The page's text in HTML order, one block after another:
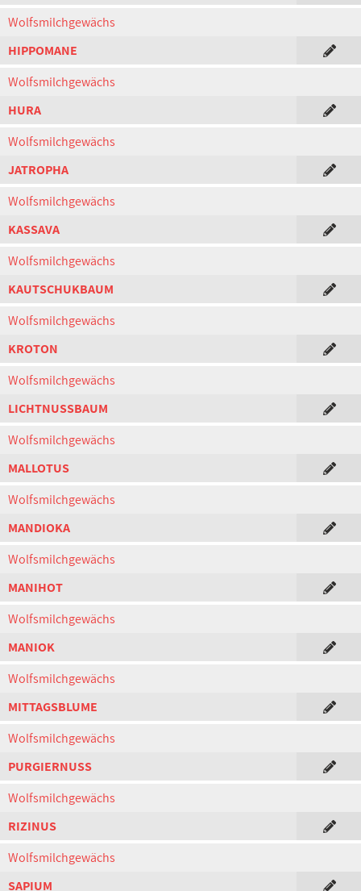
Wolfsmilchgewächs
HIPPOMANE
Wolfsmilchgewächs
HURA
Wolfsmilchgewächs
JATROPHA
Wolfsmilchgewächs
KASSAVA
Wolfsmilchgewächs
KAUTSCHUKBAUM
Wolfsmilchgewächs
KROTON
Wolfsmilchgewächs
LICHTNUSSBAUM
Wolfsmilchgewächs
MALLOTUS
Wolfsmilchgewächs
MANDIOKA
Wolfsmilchgewächs
MANIHOT
Wolfsmilchgewächs
MANIOK
Wolfsmilchgewächs
MITTAGSBLUME
Wolfsmilchgewächs
PURGIERNUSS
Wolfsmilchgewächs
RIZINUS
Wolfsmilchgewächs
SAPIUM